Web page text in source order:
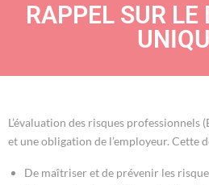
RAPPEL SUR
L’évaluation des risques professionnels
et une obligation de l’employeur. Cette
De maîtriser et de prévenir les